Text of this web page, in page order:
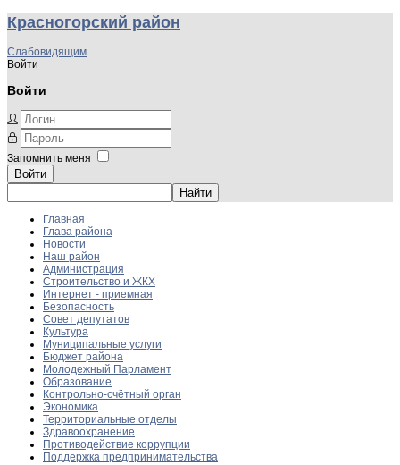
Красногорский район
Слабовидящим
Войти
Войти
Запомнить меня
Войти
Главная
Глава района
Новости
Наш район
Администрация
Строительство и ЖКХ
Интернет - приемная
Безопасность
Совет депутатов
Культура
Муниципальные услуги
Бюджет района
Молодежный Парламент
Образование
Контрольно-счётный орган
Экономика
Территориальные отделы
Здравоохранение
Противодействие коррупции
Поддержка предпринимательства